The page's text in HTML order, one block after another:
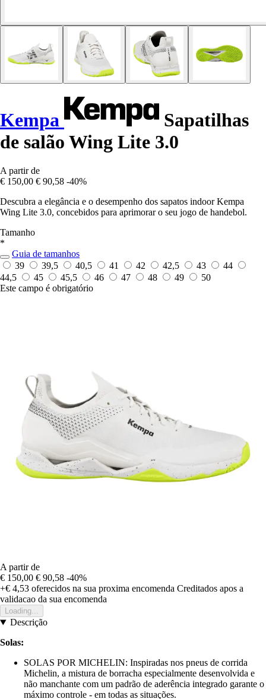
Kempa
Sapatilhas
de salão Wing Lite 3.0
A partir de
€ 150,00 € 90,58 -40%
Descubra a elegância e o desempenho dos sapatos indoor Kempa
Wing Lite 3.0, concebidos para aprimorar o seu jogo de handebol.
Tamanho
*
Guia de tamanhos
39
39,5 40,5 41 42 42,5 43
44
44,5
45 45,5 46 47 48 49
50
Este campo é obrigatório
A partir de
€ 150,00 € 90,58 -40%
+€ 4,53 oferecidos na sua proxima encomenda Creditados apos a
validacao da sua encomenda
Loading...
Descrição
Solas:
SOLAS POR MICHELIN: Inspiradas nos pneus de corrida
Michelin, a mistura de borracha especialmente desenvolvida e
não manchante com um padrão de aderência integrado garante o
máximo controle - em todas as situações.